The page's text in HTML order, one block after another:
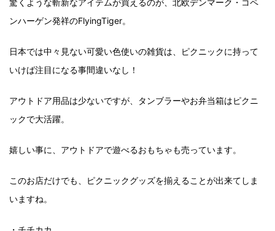
驚くような斬新なアイテムが買えるのが、北欧デンマーク・コペ
ンハーゲン発祥のFlyingTiger。
日本では中々見ない可愛い色使いの雑貨は、ピクニックに持って
いけば注目になる事間違いなし！
アウトドア用品は少ないですが、タンブラーやお弁当箱はピクニ
ックで大活躍。
嬉しい事に、アウトドアで遊べるおもちゃも売っています。
このお店だけでも、ピクニックグッズを揃えることが出来てしま
いますね。